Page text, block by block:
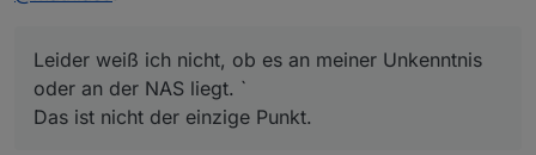
Leider weiß ich nicht, ob es an meiner Unkenntnis
oder an der NAS liegt. `
Das ist nicht der einzige Punkt.